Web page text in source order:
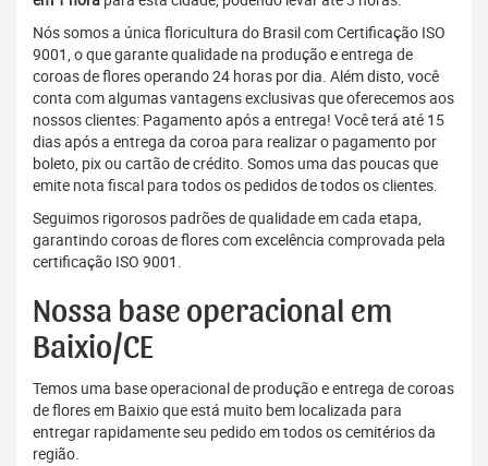
Nós somos a única floricultura do Brasil com Certificação ISO
9001, o que garante qualidade na produção e entrega de
coroas de flores operando 24 horas por dia. Além disto, você
conta com algumas vantagens exclusivas que oferecemos aos
nossos clientes: Pagamento após a entrega! Você terá até 15
dias após a entrega da coroa para realizar o pagamento por
boleto, pix ou cartão de crédito. Somos uma das poucas que
emite nota fiscal para todos os pedidos de todos os clientes.
Seguimos rigorosos padrões de qualidade em cada etapa,
garantindo coroas de flores com excelência comprovada pela
certificação ISO 9001.
Nossa base operacional em
Baixio/CE
Temos uma base operacional de produção e entrega de coroas
de flores em Baixio que está muito bem localizada para
entregar rapidamente seu pedido em todos os cemitérios da
região.